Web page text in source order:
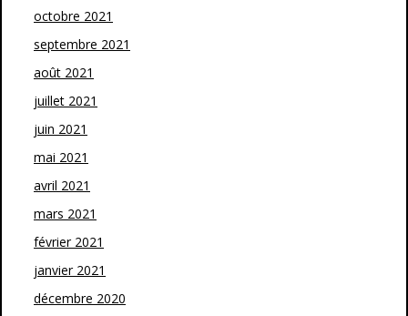
octobre 2021
septembre 2021
août 2021
juillet 2021
juin 2021
mai 2021
avril 2021
mars 2021
février 2021
janvier 2021
décembre 2020